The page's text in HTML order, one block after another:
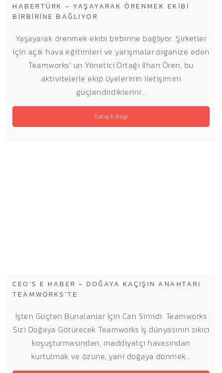
HABERTÜRK – YAŞAYARAK ÖRENMEK EKIBI
BIRBIRINE BAĞLIYOR
Yaşayarak örenmek ekibi birbirine bağlıyor. Şirketler
için açık hava eğitimleri ve yarışmalar organize eden
Teamworks’ un Yönetici Ortağı İlhan Ören, bu
aktivitelerle ekip üyelerinin iletişimini
güçlendirdiklerini…
Detaylı Bilgi
CEO’S E HABER – DOĞAYA KAÇIŞIN ANAHTARI
TEAMWORKS’TE
İşten Güçten Bunalanlar İçin Can Simidi: Teamworks
Sizi Doğaya Götürecek Teamworks İş dünyasının sıkıcı
koşuşturmasından, maddiyatçı havasından
kurtulmak ve özüne, yani doğaya dönmek…